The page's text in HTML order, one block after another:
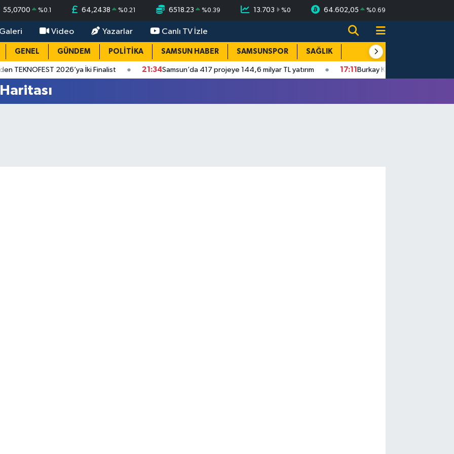
55,0700 %0.1 64,2438 %0.21 6518.23 %0.39 13.703 %0 64.602,05 %0.69
Video Yazarlar Canlı TV İzle
GENEL GÜNDEM POLİTİKA SAMSUN HABER SAMSUNSPOR SAĞLIK TEKNOLOJİ
2026’ya İki Finalist 21:34 Samsun’da 417 projeye 144,6 milyar TL yatırım 17:11 Burkay Karatepe 10 yıl sonra